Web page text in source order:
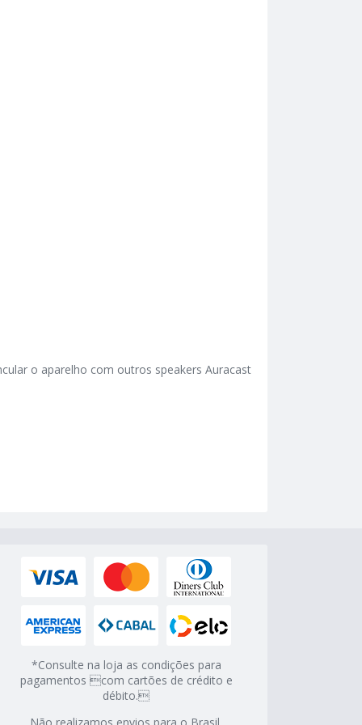
o aparelho com outros speakers Auracast
*Consulte na loja as condições para
pagamentos com cartões de crédito e
débito.